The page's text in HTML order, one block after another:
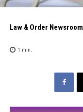
Law & Order Newsroom
1 min.